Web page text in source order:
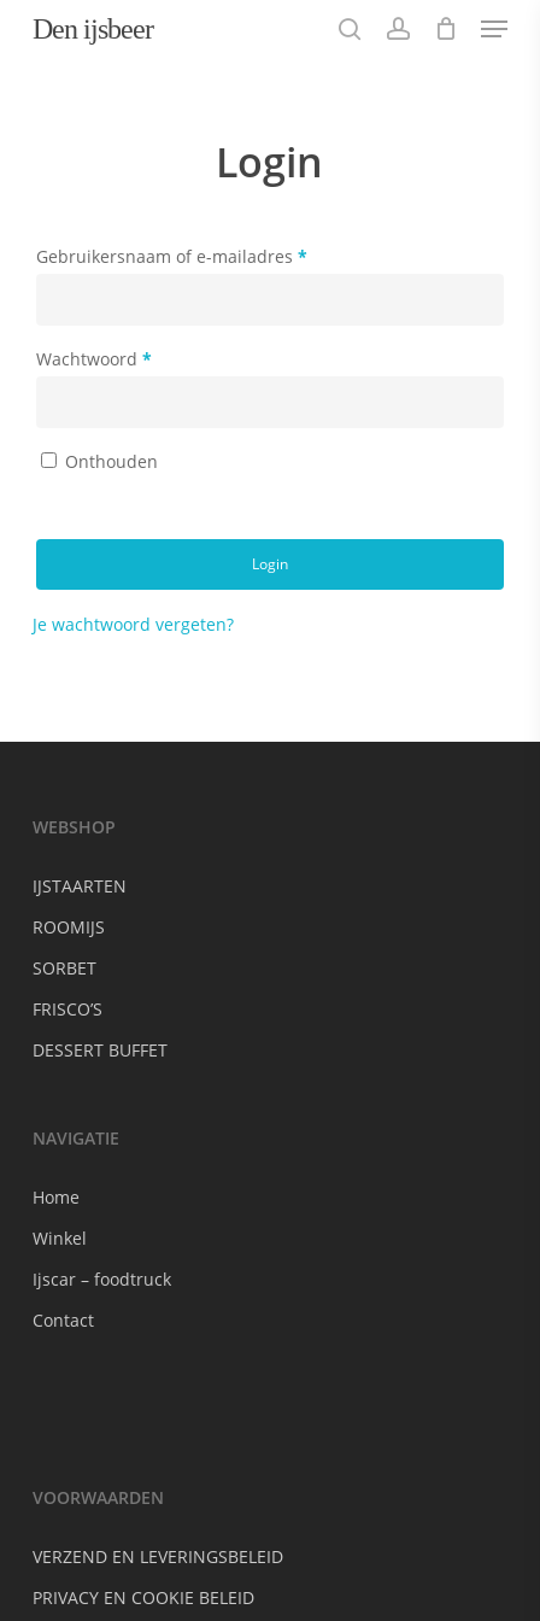
Den ijsbeer Menu
Login
Gebruikersnaam of e-mailadres *Vereist
Wachtwoord *Vereist
Onthouden
Login
Je wachtwoord vergeten?
WEBSHOP
IJSTAARTEN
ROOMIJS
SORBET
FRISCO’S
DESSERT BUFFET
NAVIGATIE
Home
Winkel
Ijscar – foodtruck
Contact
VOORWAARDEN
VERZEND EN LEVERINGSBELEID
PRIVACY EN COOKIE BELEID